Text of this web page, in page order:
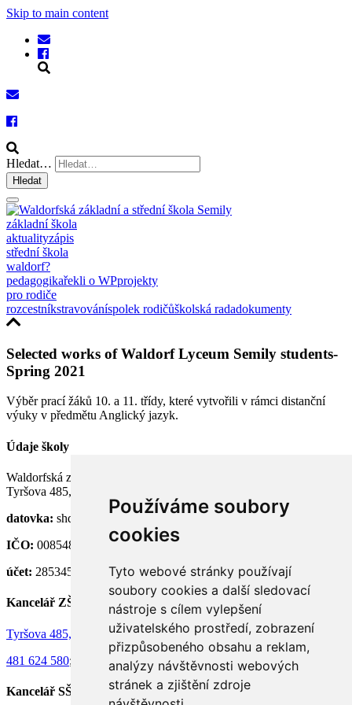
Používáme soubory
cookies
Tyto webové stránky používají
soubory cookies a další sledovací
nástroje s cílem vylepšení
uživatelského prostředí, zobrazení
přizpůsobeného obsahu a reklam,
analýzy návštěvnosti webových
stránek a zjištění zdroje
Skip to main content
Hledat…
Hledat
základní škola
aktualityzápis
střední škola
waldorf?
pedagogikařekli o WPprojekty
pro rodiče
rozcestníkstravováníspolek rodičůškolská radadokumenty
Selected works of Waldorf Lyceum Semily students-
Spring 2021
Výběr prací žáků 10. a 11. třídy, které vytvořili v rámci distanční
výuky v předmětu Anglický jazyk.
Údaje školy
Waldorfská základní a střední škola Semily, p. o.
Tyršova 485, 513 01 Semily
datovka: shdknnh
IČO: 00854824
účet: 28534581/0100
Kancelář ZŠ
Tyršova 485, 513 01 Semily
481 624 580; 736 130 073
Kancelář SŠ